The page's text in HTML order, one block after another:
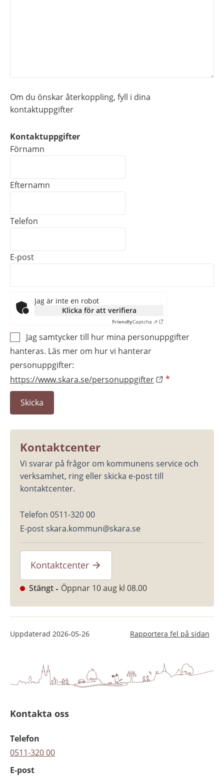
Om du önskar återkoppling, fyll i dina
kontaktuppgifter
Kontaktuppgifter
Kontaktuppgifter
Förnamn
Efternamn
Telefon
E-post
Jag är inte en robot
Klicka för att verifiera
FriendlyCaptcha ⇗
Jag samtycker till hur mina personuppgifter
hanteras. Läs mer om hur vi hanterar
personuppgifter:
https://www.skara.se/personuppgifter
*
Kontaktcenter
Vi svarar på frågor om kommunens service och
verksamhet, ring eller skicka e-post till
kontaktcenter.
Telefon 0511-320 00
E-post skara.kommun@skara.se
Kontaktcenter
Stängt Öppnar 10 aug kl 08.00
Uppdaterad 2026-05-26 Rapportera fel på sidan
Kontakta oss
Telefon
0511-320 00
E-post